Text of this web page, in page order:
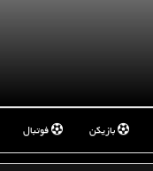
بازیکن فوتبال